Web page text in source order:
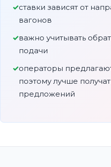
ставки зависят от
вагонов
важно учитывать
подачи
операторы
поэтому лучше
предложений